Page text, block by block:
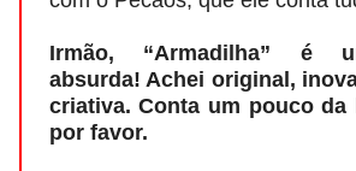
Irmão, “Armadilha” é
absurda! Achei original,
criativa. Conta um pouco da
por favor.